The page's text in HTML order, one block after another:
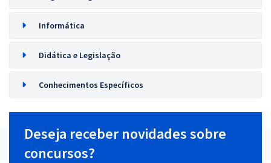
Informática
Didática e Legislação
Conhecimentos Específicos
Deseja receber novidades sobre
concursos?